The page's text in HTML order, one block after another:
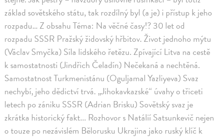
základ sovětského státu, tak rozdílný byl (a je) i přístup k jeho
rozpadu… Z obsahu Téma: Na věčné časy!? 30 let od
rozpadu SSSR Pražský židovský hřbitov. Život jednoho mýtu
(Václav Smyčka) Síla lidského řetězu. Zpívající Litva na cestě
k samostatnosti (Jindřich Čeladín) Nečekaná a nechtěná.
Samostatnost Turkmenistánu (Oguljamal Yazliyeva) Svaz
nechybí, jeho dědictví trvá. „Jihokavkazské“ úvahy o třiceti
letech po zániku SSSR (Adrian Brisku) Sovětský svaz je
zkrátka historický fakt... Rozhovor s Natálií Satsunkevič nejen
o touze po nezávislém Bělorusku Ukrajina jako ruský klíč k